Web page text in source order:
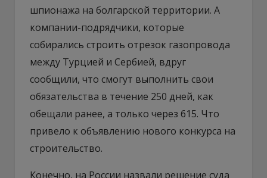
шпионажа на болгарской территории. А
компании-подрядчики, которые
собирались строить отрезок газопровода
между Турцией и Сербией, вдруг
сообщили, что смогут выполнить свои
обязательства в течение 250 дней, как
обещали ранее, а только через 615. Что
привело к объявлению нового конкурса на
строительство.
Конечно, на России назвали решение суда